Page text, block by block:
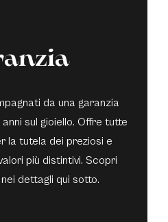
da una garanzia
sul gioiello. Offre tutte
la tutela dei preziosi e
più distintivi. Scopri
dettagli qui sotto.